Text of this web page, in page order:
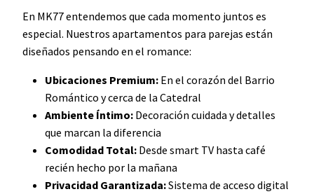
En MK77 entendemos que cada momento juntos es
especial. Nuestros apartamentos para parejas están
diseñados pensando en el romance:
Ubicaciones Premium: En el corazón del Barrio
Romántico y cerca de la Catedral
Ambiente Íntimo: Decoración cuidada y detalles
que marcan la diferencia
Comodidad Total: Desde smart TV hasta café
recién hecho por la mañana
Privacidad Garantizada:Sistema de acceso digital